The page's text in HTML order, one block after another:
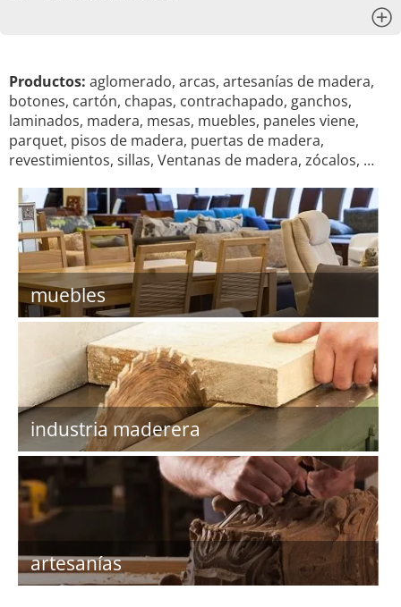
Productos: aglomerado, arcas, artesanías de madera,
botones, cartón, chapas, contrachapado, ganchos,
laminados, madera, mesas, muebles, paneles viene,
parquet, pisos de madera, puertas de madera,
revestimientos, sillas, Ventanas de madera, zócalos, …
muebles
industria maderera
artesanías